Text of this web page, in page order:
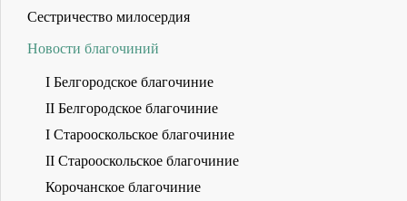
Сестричество милосердия
Новости благочиний
I Белгородское благочиние
II Белгородское благочиние
I Старооскольское благочиние
II Старооскольское благочиние
Корочанское благочиние